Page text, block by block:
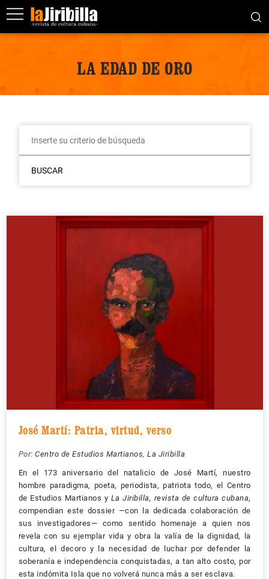
LA EDAD DE ORO
BUSCAR
José Martí: Patria, virtud, verso
Por: Centro de Estudios Martianos, La Jiribilla
En el 173 aniversario del natalicio de José Martí, nuestro
hombre paradigma, poeta, periodista, patriota todo, el Centro
de Estudios Martianos y La Jiribilla, revista de cultura cubana,
compendian este dossier —con la dedicada colaboración de
sus investigadores— como sentido homenaje a quien nos
revela con su ejemplar vida y obra la valía de la dignidad, la
cultura, el decoro y la necesidad de luchar por defender la
soberanía e independencia conquistadas, a tan alto costo, por
esta indómita Isla que no volverá nunca más a ser esclava.